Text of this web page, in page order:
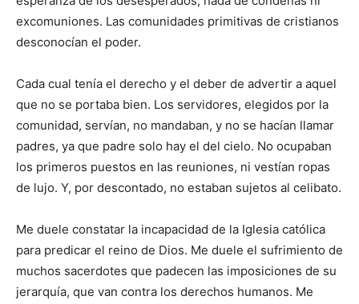
excomuniones. Las comunidades primitivas de cristianos
desconocían el poder.
Cada cual tenía el derecho y el deber de advertir a aquel
que no se portaba bien. Los servidores, elegidos por la
comunidad, servían, no mandaban, y no se hacían llamar
padres, ya que padre solo hay el del cielo. No ocupaban
los primeros puestos en las reuniones, ni vestían ropas
de lujo. Y, por descontado, no estaban sujetos al celibato.
Me duele constatar la incapacidad de la Iglesia católica
para predicar el reino de Dios. Me duele el sufrimiento de
muchos sacerdotes que padecen las imposiciones de su
jerarquía, que van contra los derechos humanos. Me